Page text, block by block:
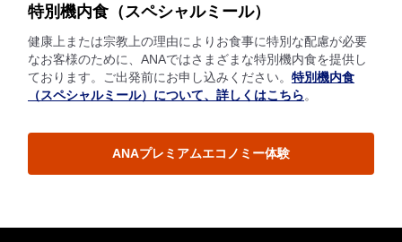
特別機内食（スペシャルミール）
健康上または宗教上の理由によりお食事に特別な配慮が必要
なお客様のために、ANAではさまざまな特別機内食を提供し
ております。ご出発前にお申し込みください。 特別機内食
（スペシャルミール）について、詳しくはこちら。
ANAプレミアムエコノミー体験